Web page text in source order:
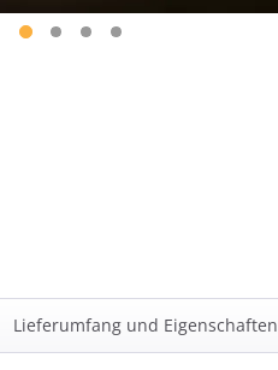
Lieferumfang und Eigenschaften